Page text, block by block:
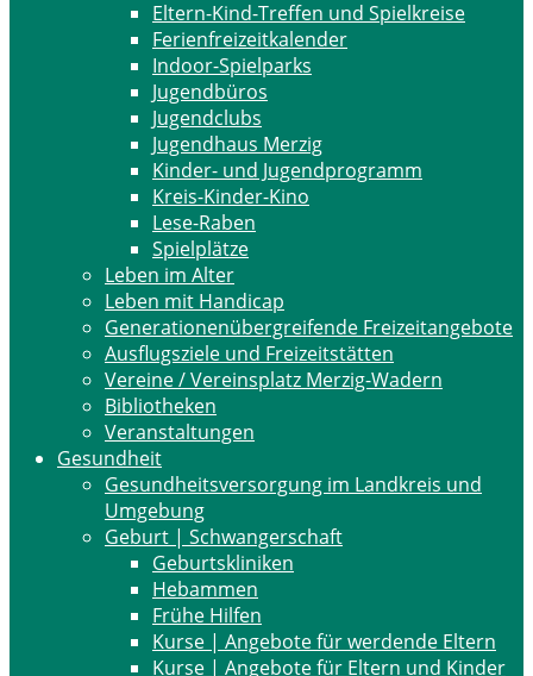
Eltern-Kind-Treffen und Spielkreise
Ferienfreizeitkalender
Indoor-Spielparks
Jugendbüros
Jugendclubs
Jugendhaus Merzig
Kinder- und Jugendprogramm
Kreis-Kinder-Kino
Lese-Raben
Spielplätze
Leben im Alter
Leben mit Handicap
Generationenübergreifende Freizeitangebote
Ausflugsziele und Freizeitstätten
Vereine / Vereinsplatz Merzig-Wadern
Bibliotheken
Veranstaltungen
Gesundheit
Gesundheitsversorgung im Landkreis und
Umgebung
Geburt | Schwangerschaft
Geburtskliniken
Hebammen
Frühe Hilfen
Kurse | Angebote für werdende Eltern
Kurse | Angebote für Eltern und Kinder